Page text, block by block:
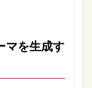
を生成す